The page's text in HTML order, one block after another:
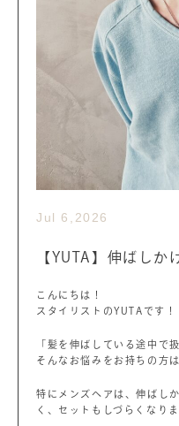
Jul 6,2026
【YUTA】伸ばし
こんにちは！
スタイリストのYUTAです！
「髪を伸ばしている途中で
そんなお悩みをお持ちの方
特にメンズヘアは、伸ばし
く、セットもしづらくなりま